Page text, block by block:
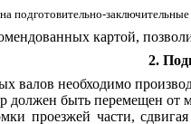
подготовительно-
картой,
2.
валов необходимо
должен быть перемещен от
проезжей части,